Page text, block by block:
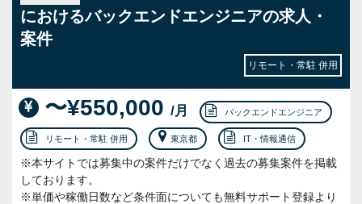
におけるバックエンドエンジニアの求人・
案件
リモート・常駐 併用
〜¥550,000 /月 バックエンドエンジニア
リモート・常駐 併用 東京都 IT・情報通信
※本サイトでは募集中の案件だけでなく過去の募集案件を掲載
しております。
※単価や稼働日数など条件面についても無料サポート登録より